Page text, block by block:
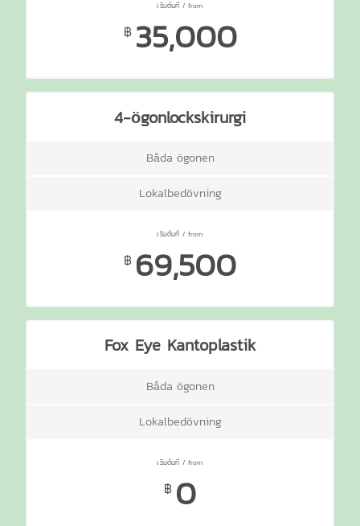
฿ 35,000
4-ögonlockskirurgi
Båda ögonen
Lokalbedövning
฿ 69,500
Fox Eye Kantoplastik
Båda ögonen
Lokalbedövning
฿ 0